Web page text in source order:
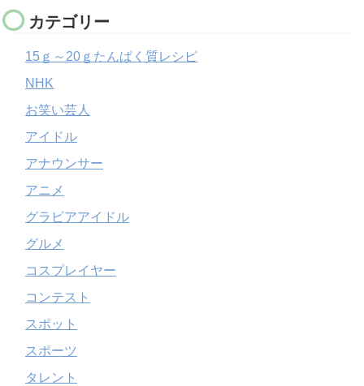
カテゴリー
15ｇ～20ｇたんぱく質レシピ
NHK
お笑い芸人
アイドル
アナウンサー
アニメ
グラビアアイドル
グルメ
コスプレイヤー
コンテスト
スポット
スポーツ
タレント